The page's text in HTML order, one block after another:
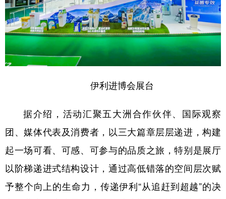
文化产业
地方频道
北京 天津 河北 山西
吉林 上海
浙江 安徽 福建 江西
山东 河南 湖北 湖南
广东 广西 海南 重庆
四川 贵州 云南 西藏
伊利进博会展台
据介绍，活动汇聚五大洲合作伙伴、国际观察
团、媒体代表及消费者，以三大篇章层层递进，构建
起一场可看、可感、可参与的品质之旅，特别是展厅
以阶梯递进式结构设计，通过高低错落的空间层次赋
予整个向上的生命力，传递伊利“从追赶到超越”的决